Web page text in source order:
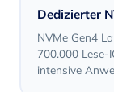
Dedizierter
NVMe Gen4
700.000 Lese-
intensive